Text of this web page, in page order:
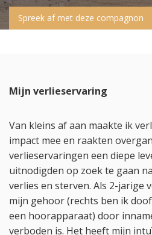
Spreek af met deze compagnon
Mijn verlieservaring
Van kleins af aan maakte ik
impact mee en raakten
verlieservaringen een diepe
uitnodigden op zoek te gaan
verlies en sterven. Als 2-jarige
mijn gehoor (rechts ben ik
een hoorapparaat) door
verboden is. Het heeft mijn